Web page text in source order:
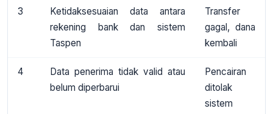
3 Ketidaksesuaian data antara
rekening bank dan sistem
Taspen
Transfer
gagal, dana
kembali
4 Data penerima tidak valid atau
belum diperbarui
Pencairan
ditolak
sistem